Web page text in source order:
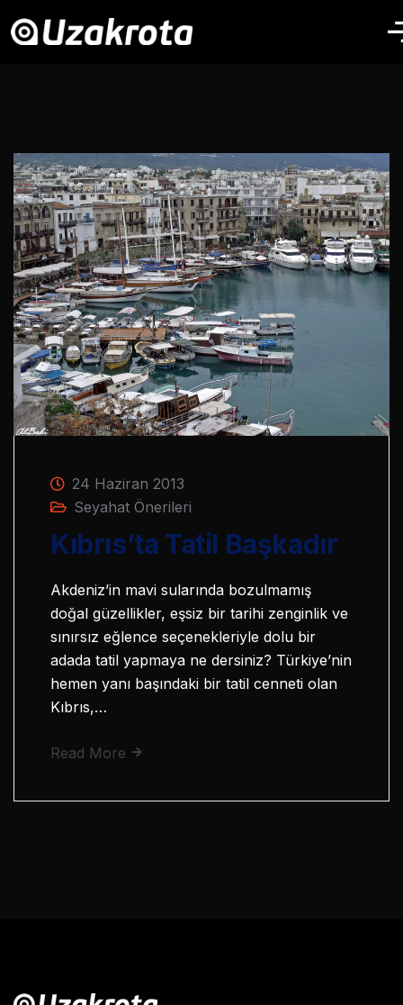
24 Haziran 2013
Seyahat Önerileri
Kıbrıs’ta Tatil Başkadır
Akdeniz’in mavi sularında bozulmamış
doğal güzellikler, eşsiz bir tarihi zenginlik ve
sınırsız eğlence seçenekleriyle dolu bir
adada tatil yapmaya ne dersiniz? Türkiye’nin
hemen yanı başındaki bir tatil cenneti olan
Kıbrıs,…
Read More